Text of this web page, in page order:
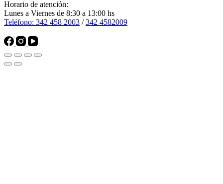
Horario de atención:
Lunes a Viernes de 8:30 a 13:00 hs
Teléfono: 342 458 2003 /342 4582009